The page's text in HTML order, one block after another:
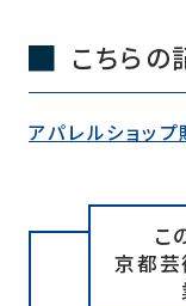
こちらの
アパレルショッ
こ
京都